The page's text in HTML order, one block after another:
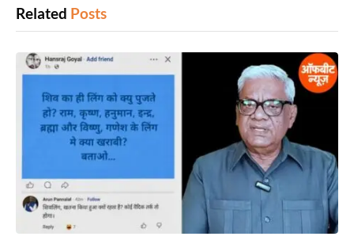
Related Posts